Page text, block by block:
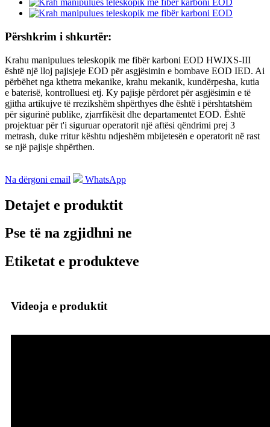
Përshkrim i shkurtër:
Krahu manipulues teleskopik me fibër karboni EOD HWJXS-III
është një lloj pajisjeje EOD për asgjësimin e bombave EOD IED. Ai
përbëhet nga kthetra mekanike, krahu mekanik, kundërpesha, kutia
e baterisë, kontrolluesi etj. Ky pajisje përdoret për asgjësimin e të
gjitha artikujve të rrezikshëm shpërthyes dhe është i përshtatshëm
për sigurinë publike, zjarrfikësit dhe departamentet EOD. Është
projektuar për t'i siguruar operatorit një aftësi qëndrimi prej 3
metrash, duke rritur kështu ndjeshëm mbijetesën e operatorit në rast
se një pajisje shpërthen.
Na dërgoni email WhatsApp
Detajet e produktit
Pse të na zgjidhni ne
Etiketat e produkteve
Videoja e produktit